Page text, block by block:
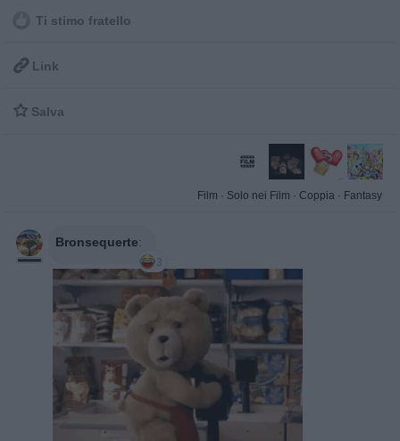
Ti stimo fratello
 Link
 Salva
Film · Solo nei Film · Coppia · Fantasy
Bronsequerte:
3